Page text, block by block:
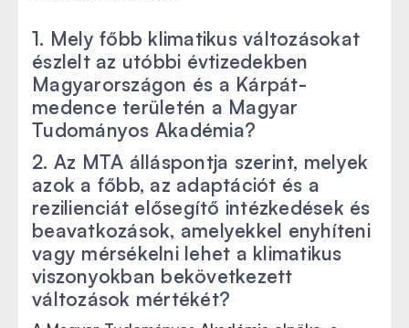
1. Mely főbb klimatikus változásokat
észlelt az utóbbi évtizedekben
Magyarországon és a Kárpát-
medence területén a Magyar
Tudományos Akadémia?
2. Az MTA álláspontja szerint, melyek
azok a főbb, az adaptációt és a
rezilienciát elősegítő intézkedések és
beavatkozások, amelyekkel enyhíteni
vagy mérsékelni lehet a klimatikus
viszonyokban bekövetkezett
változások mértékét?